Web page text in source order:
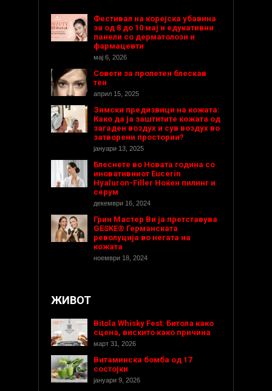
Фестивал на корејска убавина
за од 8 до 10 мај и едукативни
панели со дерматолози и
фармацевти
мај 6, 2026
Совети за пролетен блескав
тен
април 15, 2025
Зимски предизвици на кожата:
Како да ја заштитите кожата од
загаден воздух и сув воздух во
затворени простории?
јануари 13, 2025
Блеснете во Новата година со
иновативниот Eucerin
Hyaluron-Filler Ноќен пилинг и
серум
декември 16, 2024
Грин Мастер Ви ја претставува
GESKE® Германската
револуција во негата на
кожата
ноември 18, 2024
ЖИВОТ
Bitola Whisky Fest: Битола како
сцена, вискито како причина
март 31, 2026
Витаминска бомба од 17
состојки
јануари 9, 2026